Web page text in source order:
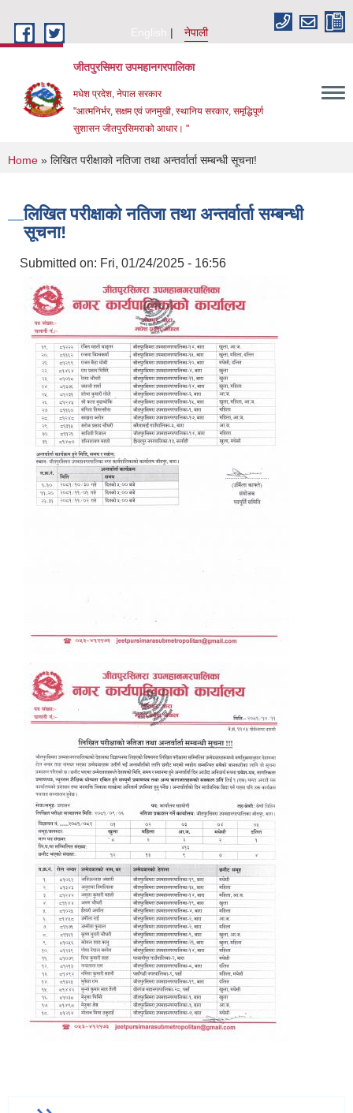
English
नेपाली
जीतपुरसिमरा उपमहानगरपालिका
मधेश प्रदेश, नेपाल सरकार
"आत्मनिर्भर, सक्षम एवं जनमुखी, स्थानिय सरकार, समृद्धिपूर्ण
सुशासन जीतपुरसिमराको आधार। "
You are here
Home » लिखित परीक्षाको नतिजा तथा अन्तर्वार्ता सम्बन्धी सूचना!
लिखित परीक्षाको नतिजा तथा अन्तर्वार्ता सम्बन्धी
सूचना!
Submitted on: Fri, 01/24/2025 - 16:56